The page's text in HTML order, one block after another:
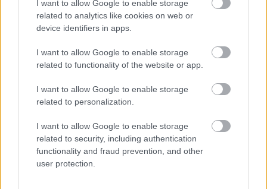
I want to allow Google to enable storage
related to analytics like cookies on web or
device identifiers in apps.
I want to allow Google to enable storage
related to functionality of the website or app.
I want to allow Google to enable storage
related to personalization.
I want to allow Google to enable storage
related to security, including authentication
functionality and fraud prevention, and other
user protection.
GLAMOUR
Kövesd a Glamour cikkeit aGoogle hírekben